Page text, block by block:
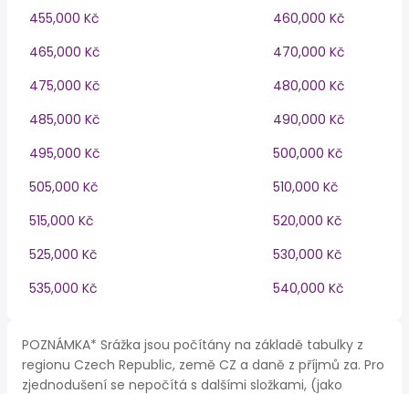
455,000 Kč
460,000 Kč
465,000 Kč
470,000 Kč
475,000 Kč
480,000 Kč
485,000 Kč
490,000 Kč
495,000 Kč
500,000 Kč
505,000 Kč
510,000 Kč
515,000 Kč
520,000 Kč
525,000 Kč
530,000 Kč
535,000 Kč
540,000 Kč
POZNÁMKA* Srážka jsou počítány na základě tabulky z
regionu Czech Republic, země CZ a daně z příjmů za. Pro
zjednodušení se nepočítá s dalšími složkami, (jako